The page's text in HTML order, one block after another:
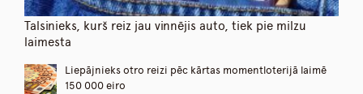
Talsinieks, kurš reiz jau vinnējis auto, tiek pie milzu
laimesta
Liepājnieks otro reizi pēc kārtas momentloterijā laimē
150 000 eiro